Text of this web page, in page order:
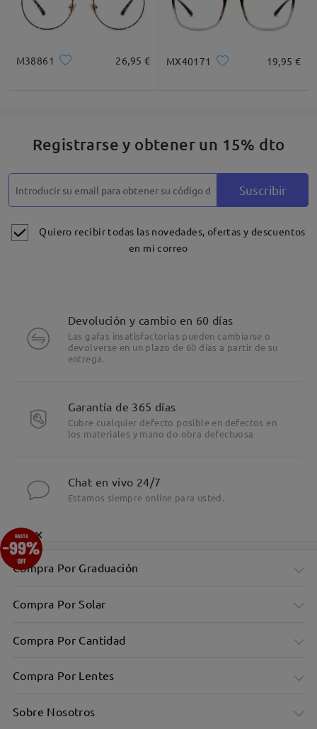
M38861 26,95 € MX40171 19,95 €
Registrarse y obtener un 15% dto
Suscribir
Quiero recibir todas las novedades, ofertas y descuentos
en mi correo
Devolución y cambio en 60 días
Las gafas insatisfactorias pueden cambiarse o
devolverse en un plazo de 60 días a partir de su
entrega.
Garantía de 365 días
Cubre cualquier defecto posible en defectos en
los materiales y mano do obra defectuosa
Chat en vivo 24/7
Estamos siempre online para usted.
Compra Por Graduación
Compra Por Solar
Compra Por Cantidad
Compra Por Lentes
Sobre Nosotros
×